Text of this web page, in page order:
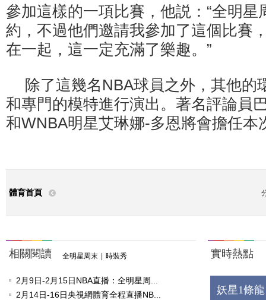
參加這樣的一項比賽，他説：“全明
約，不過他們邀請我參加了這個比賽
在一起，這一定充滿了樂趣。”
除了這幾名NBA球員之外，其他的
和專門的模特進行演出。著名評論員
和WNBA明星艾琳娜-多恩將會擔任本
體育首頁
相關閱讀 全明星周末 時裝秀
2月9日-2月15日NBA直播：全明星周...
2月14日-16日央視網體育全程直播NB...
實時熱點
妖星1條